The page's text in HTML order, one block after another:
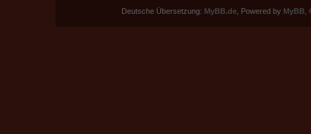
Deutsche Übersetzung: MyBB.de , Powered by MyBB